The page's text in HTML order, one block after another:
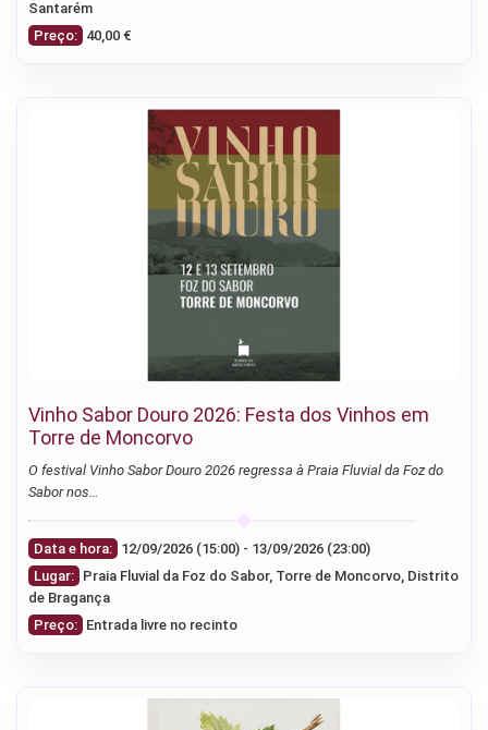
Santarém
Preço: 40,00 €
Vinho Sabor Douro 2026: Festa dos Vinhos em
Torre de Moncorvo
O festival Vinho Sabor Douro 2026 regressa à Praia Fluvial da Foz do
Sabor nos…
Data e hora:
12/09/2026 (15:00) - 13/09/2026 (23:00)
Lugar: Praia Fluvial da Foz do Sabor, Torre de Moncorvo, Distrito
de Bragança
Preço: Entrada livre no recinto